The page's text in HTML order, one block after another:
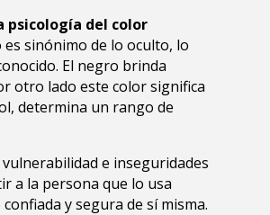
psicología del color
es sinónimo de lo oculto, lo
El negro brinda
otro lado este color significa
determina un rango de
e inseguridades
a la persona que lo usa
y segura de sí misma.